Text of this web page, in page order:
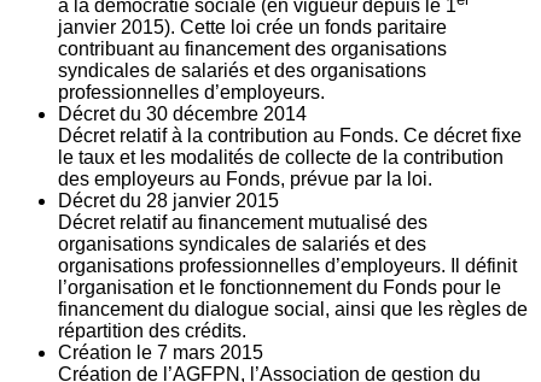
à la démocratie sociale (en vigueur depuis le 1
janvier 2015). Cette loi crée un fonds paritaire
contribuant au financement des organisations
syndicales de salariés et des organisations
professionnelles d’employeurs.
Décret du 30 décembre 2014
Décret relatif à la contribution au Fonds. Ce décret fixe
le taux et les modalités de collecte de la contribution
des employeurs au Fonds, prévue par la loi.
Décret du 28 janvier 2015
Décret relatif au financement mutualisé des
organisations syndicales de salariés et des
organisations professionnelles d’employeurs. Il définit
l’organisation et le fonctionnement du Fonds pour le
financement du dialogue social, ainsi que les règles de
répartition des crédits.
Création le 7 mars 2015
Création de l’AGFPN, l’Association de gestion du